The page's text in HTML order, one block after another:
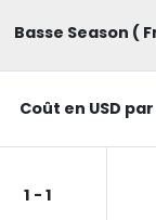
Basse Season (
Coût en USD
1 - 1